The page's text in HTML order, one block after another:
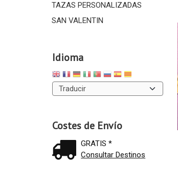
TAZAS PERSONALIZADAS
SAN VALENTIN
Idioma
Costes de Envío
GRATIS *
Consultar Destinos